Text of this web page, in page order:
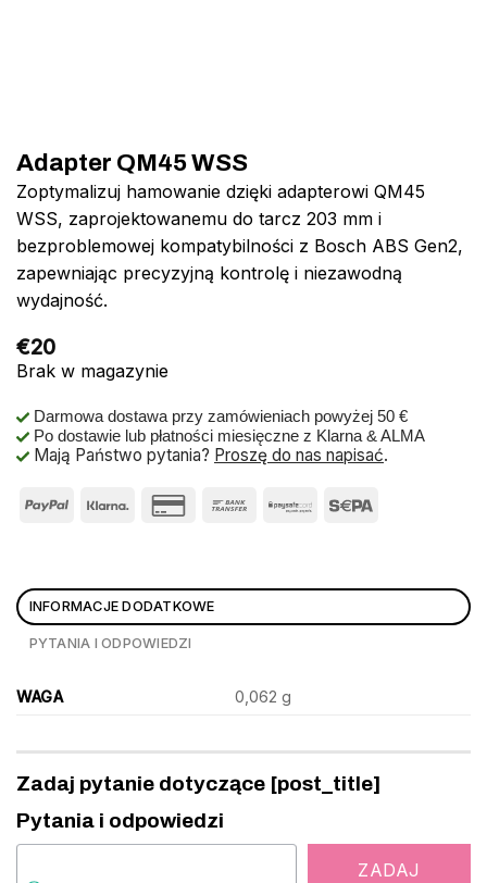
Adapter QM45 WSS
Zoptymalizuj hamowanie dzięki adapterowi QM45
WSS, zaprojektowanemu do tarcz 203 mm i
bezproblemowej kompatybilności z Bosch ABS Gen2,
zapewniając precyzyjną kontrolę i niezawodną
wydajność.
€20
Brak w magazynie
Darmowa dostawa przy zamówieniach powyżej 50 €
Po dostawie lub płatności miesięczne z Klarna & ALMA
Mają Państwo pytania? Proszę do nas napisać.
INFORMACJE DODATKOWE
PYTANIA I ODPOWIEDZI
WAGA 0,062 g
Zadaj pytanie dotyczące [post_title]
Pytania i odpowiedzi
ZADAJ